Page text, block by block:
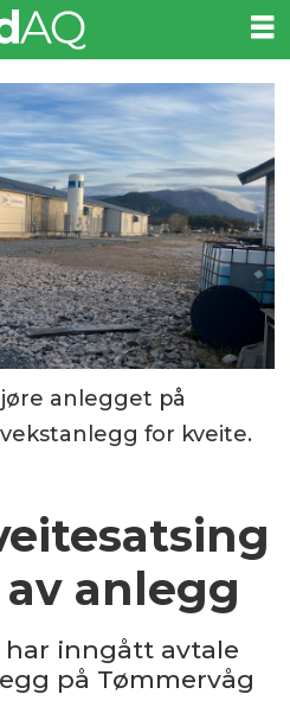
anlegget på
for kveite.
anlegg
har inngått avtale
på Tømmervåg